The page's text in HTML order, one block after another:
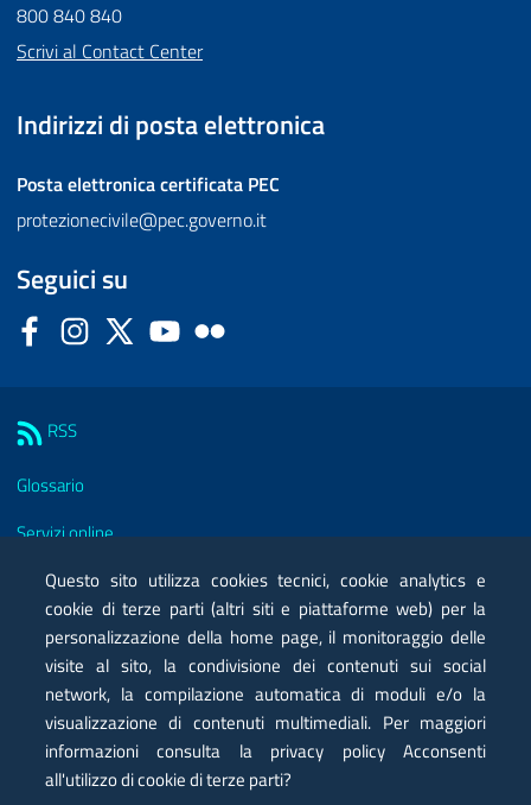
800 840 840
Scrivi al Contact Center
Indirizzi di posta elettronica
Posta elettronica certificata PEC
protezionecivile@pec.governo.it
Seguici su
FacebookInstagram
Twitter YouTube
RSS
Glossario
Servizi online
Moduli
Posta elettronica certificata PEC
Privacy
Note legali
Contatti
Questo sito utilizza cookies tecnici, cookie analytics e
cookie di terze parti (altri siti e piattaforme web) per la
personalizzazione della home page, il monitoraggio delle
visite al sito, la condivisione dei contenuti sui social
network, la compilazione automatica di moduli e/o la
visualizzazione di contenuti multimediali. Per maggiori
informazioni consulta la privacy policy Acconsenti
all'utilizzo di cookie di terze parti?